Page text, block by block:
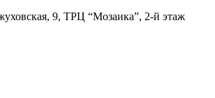
9, ТРЦ “Мозаика”, 2-й этаж